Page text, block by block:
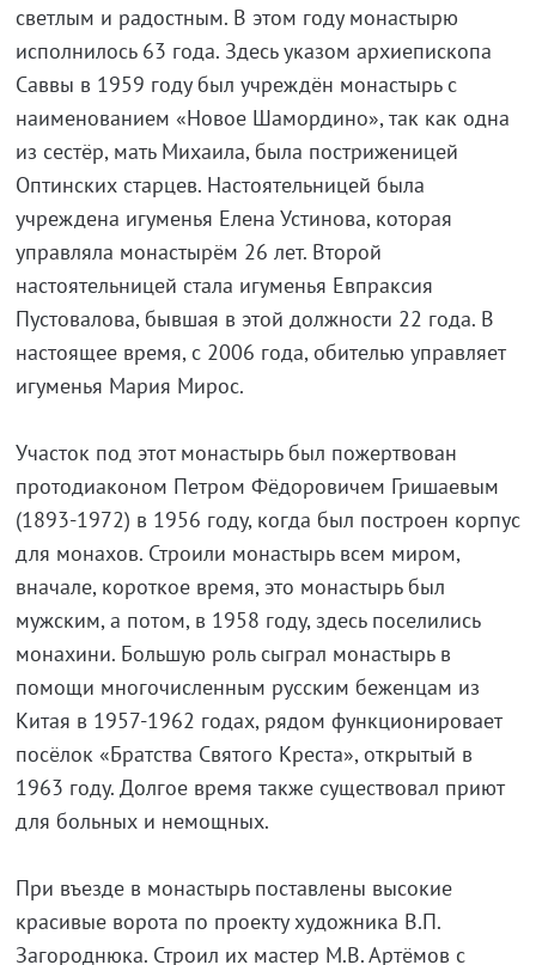
светлым и радостным. В этом году монастырю
исполнилось 63 года. Здесь указом архиепископа
Саввы в 1959 году был учреждён монастырь с
наименованием «Новое Шамордино», так как одна
из сестёр, мать Михаила, была постриженицей
Оптинских старцев. Настоятельницей была
учреждена игуменья Елена Устинова, которая
управляла монастырём 26 лет. Второй
настоятельницей стала игуменья Евпраксия
Пустовалова, бывшая в этой должности 22 года. В
настоящее время, с 2006 года, обителью управляет
игуменья Мария Мирос.
Участок под этот монастырь был пожертвован
протодиаконом Петром Фёдоровичем Гришаевым
(1893-1972) в 1956 году, когда был построен корпус
для монахов. Строили монастырь всем миром,
вначале, короткое время, это монастырь был
мужским, а потом, в 1958 году, здесь поселились
монахини. Большую роль сыграл монастырь в
помощи многочисленным русским беженцам из
Китая в 1957-1962 годах, рядом функционировает
посёлок «Братства Святого Креста», открытый в
1963 году. Долгое время также существовал приют
для больных и немощных.
При въезде в монастырь поставлены высокие
красивые ворота по проекту художника В.П.
Загороднюка. Строил их мастер М.В. Артёмов с